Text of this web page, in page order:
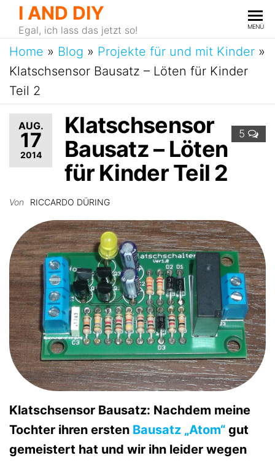
I AND DIY
Egal, ich lass das jetzt so! MENÜ
Home » Blog » Projekte für und mit Kinder »
Klatschsensor Bausatz – Löten für Kinder
Teil 2
AUG.
17
2014
5
Klatschsensor
Bausatz – Löten
für Kinder Teil 2
Von RICCARDO DÜRING
Klatschsensor Bausatz: Nachdem meine
Tochter ihren ersten Bausatz „Atom“ gut
gemeistert hat und wir ihn leider wegen